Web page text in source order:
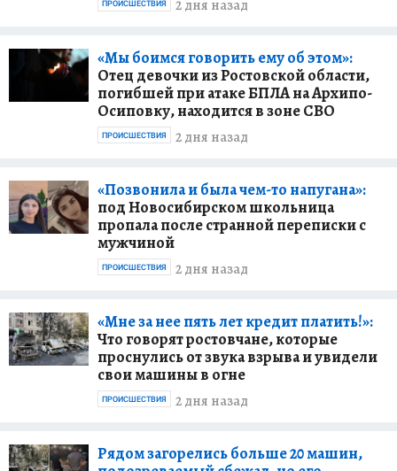
2 дня назад
ПРОИСШЕСТВИЯ
«Мы боимся говорить ему об этом»:
Отец девочки из Ростовской области,
погибшей при атаке БПЛА на Архипо-
Осиповку, находится в зоне СВО
2 дня назад
ПРОИСШЕСТВИЯ
«Позвонила и была чем-то напугана»:
под Новосибирском школьница
пропала после странной переписки с
мужчиной
2 дня назад
ПРОИСШЕСТВИЯ
«Мне за нее пять лет кредит платить!»:
Что говорят ростовчане, которые
проснулись от звука взрыва и увидели
свои машины в огне
2 дня назад
ПРОИСШЕСТВИЯ
Рядом загорелись больше 20 машин,